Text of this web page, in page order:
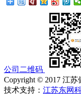
公司二维码
Copyright © 2017 江苏
技术支持： 江苏东网